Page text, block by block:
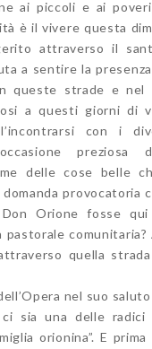
ai piccoli e ai
è il vivere questa
attraverso il
a sentire la
queste strade e nel
a questi giorni di
con i
preziosa
delle cose belle
domanda provocatoria
Orione fosse qui
pastorale comunitaria?
quella
nel suo
ci sia una delle
orionina”. E